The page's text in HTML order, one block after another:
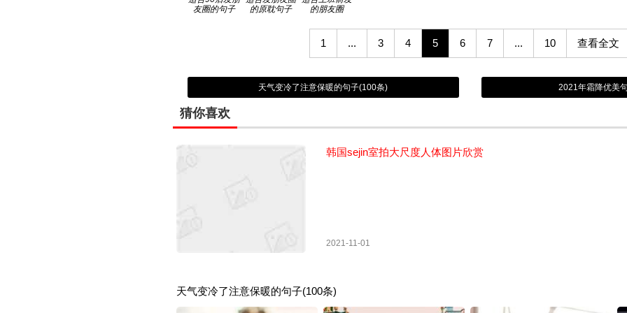
友圈的句子
的原耽句子
的朋友圈
1 ... 3 4 5 6 7 ... 10 查看全文
天气变冷了注意保暖的句子(100条) 2021年霜降优美
猜你喜欢
韩国sejin室拍大尺度人体图片欣赏
2021-11-01
天气变冷了注意保暖的句子(100条)